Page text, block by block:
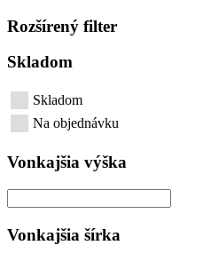
Rozšírený filter
Skladom
Skladom
Na objednávku
Vonkajšia výška
Vonkajšia šírka